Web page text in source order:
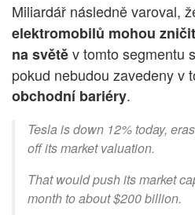
Miliardář následně varoval,
elektromobilů mohou
na světěv tomto segmentu
pokud nebudou zavedeny v
obchodní bariéry.
Tesla is down 12% today,
off its market valuation.
That would push its market
month to about $200 billion.